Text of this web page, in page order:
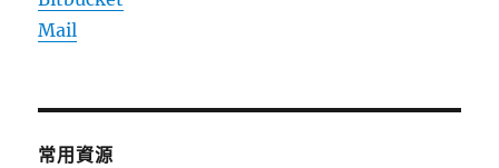
Mail
常用資源